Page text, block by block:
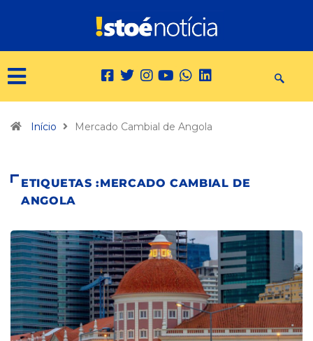
Início Mercado Cambial de Angola
ETIQUETAS :MERCADO CAMBIAL DE
ANGOLA